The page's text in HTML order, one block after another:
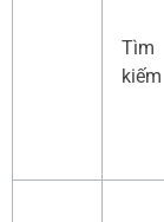
Tìm
kiếm